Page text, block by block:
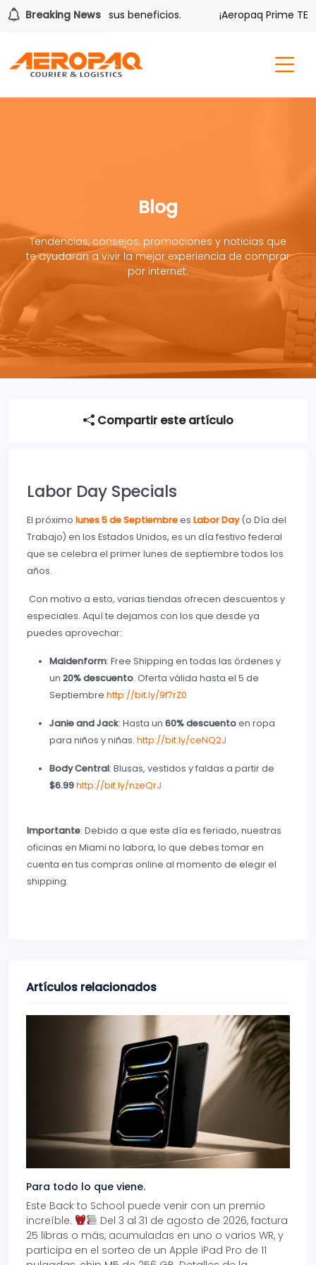
Breaking News
también tiene sus beneficios. ¡Aeropaq Prime TE DA
Blog
Tendencias, consejos, promociones y noticias que
te ayudaran a vivir la mejor experiencia de comprar
por internet.
Compartir este artículo
Labor Day Specials
El próximo lunes 5 de Septiembrees Labor Day(o Día del
Trabajo) en los Estados Unidos, es un día festivo federal
que se celebra el primer lunes de septiembre todos los
años.
Con motivo a esto, varias tiendas ofrecen descuentos y
especiales. Aquí te dejamos con los que desde ya
puedes aprovechar:
Maidenform: Free Shipping en todas las órdenes y
un 20% descuento. Oferta válida hasta el 5 de
Septiembre http://bit.ly/9f7rZ0
Janie and Jack: Hasta un 60% descuentoen ropa
para niños y niñas. http://bit.ly/ceNQ2J
Body Central: Blusas, vestidos y faldas a partir de
$6.99http://bit.ly/nzeQrJ
Importante: Debido a que este día es feriado, nuestras
oficinas en Miami no labora, lo que debes tomar en
cuenta en tus compras online al momento de elegir el
shipping.
Artículos relacionados
Para todo lo que viene.
Este Back to School puede venir con un premio
increíble.
Del 3 al 31 de agosto de 2026, factura
25 libras o más, acumuladas en uno o varios WR, y
participa en el sorteo de un Apple iPad Pro de 11